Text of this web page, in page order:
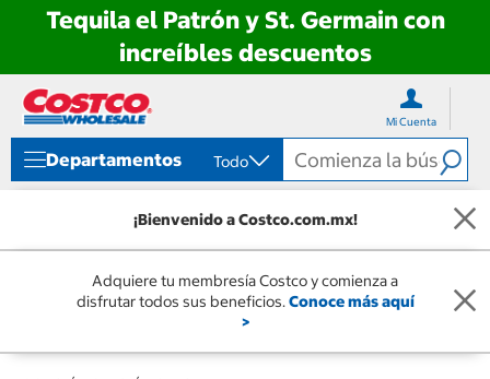
Tequila el Patrón y St. Germain con
increíbles descuentos
directo
contenido
directo
menú
navegación
Mi Cuenta
Departamentos Todo
¡Bienvenido a Costco.com.mx!
Adquiere tu membresía Costco y comienza a
disfrutar todos sus beneficios.Conoce más aquí
>